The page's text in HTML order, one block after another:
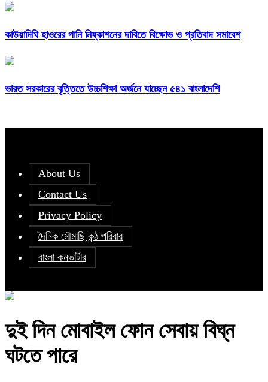
কাউয়াদিঘি হাওরের পানি নিষ্কাশনের দাবিতে বিক্ষোভ ও প্রতিবাদ সমাবেশ
ভারত সরকারের বৃত্তিতে উচ্চশিক্ষা অর্জনে যাচ্ছেন ৫৪১ বাংলাদেশি
About Us
Contact Us
Privacy Policy
দৈনিক মৌমাছি কন্ঠ পরিবার
বাংলা কনভার্টার
দুই দিন মোবাইল ফোন সেবায় বিঘ্ন
ঘটতে পারে